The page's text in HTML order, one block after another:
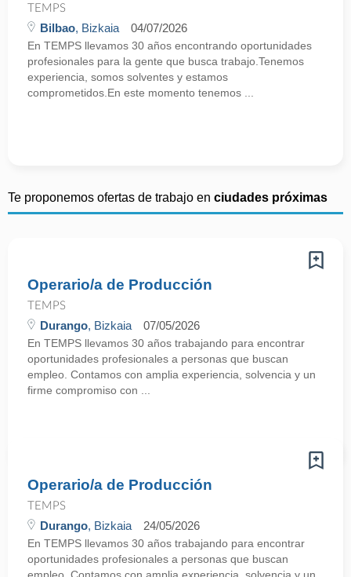
TEMPS
Bilbao, Bizkaia 04/07/2026
En TEMPS llevamos 30 años encontrando oportunidades
profesionales para la gente que busca trabajo.Tenemos
experiencia, somos solventes y estamos
comprometidos.En este momento tenemos ...
Te proponemos ofertas de trabajo en ciudades próximas
Operario/a de Producción
TEMPS
Durango, Bizkaia 07/05/2026
En TEMPS llevamos 30 años trabajando para encontrar
oportunidades profesionales a personas que buscan
empleo. Contamos con amplia experiencia, solvencia y un
firme compromiso con ...
Operario/a de Producción
TEMPS
Durango, Bizkaia 24/05/2026
En TEMPS llevamos 30 años trabajando para encontrar
oportunidades profesionales a personas que buscan